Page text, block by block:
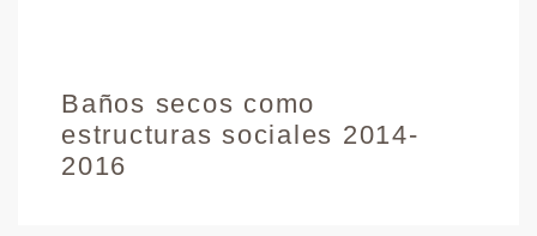
Baños secos como
estructuras sociales 2014-
2016